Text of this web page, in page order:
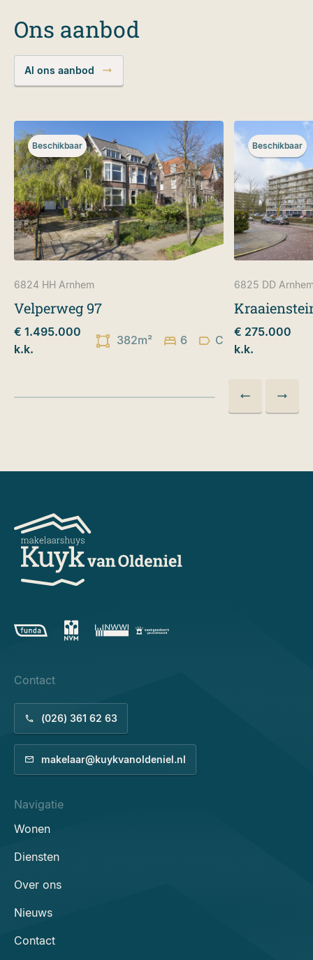
Ons aanbod
Al ons aanbod
Beschikbaar
6824 HH Arnhem
Velperweg 97
€ 1.495.000
k.k.
382m² 6 C
Beschikbaar
6825 DD
€ 275.000
k.k.
Contact
(026) 361 62 63
makelaar@kuykvanoldeniel.nl
Navigatie
Wonen
Diensten
Over ons
Nieuws
Contact